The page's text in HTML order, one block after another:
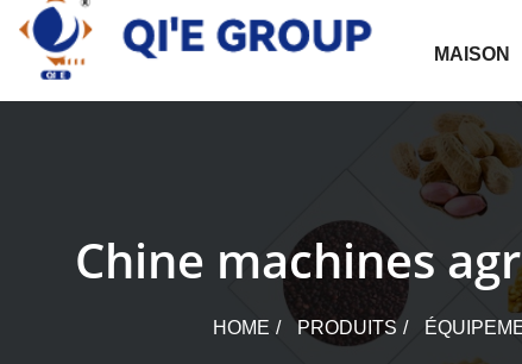
Skip
content
MAISON
Chine machines
HOME PRODUITS